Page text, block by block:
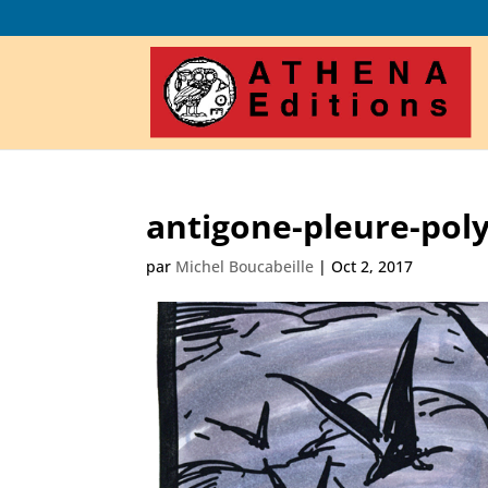
antigone-pleure-
par Michel Boucabeille |Oct 2, 2017